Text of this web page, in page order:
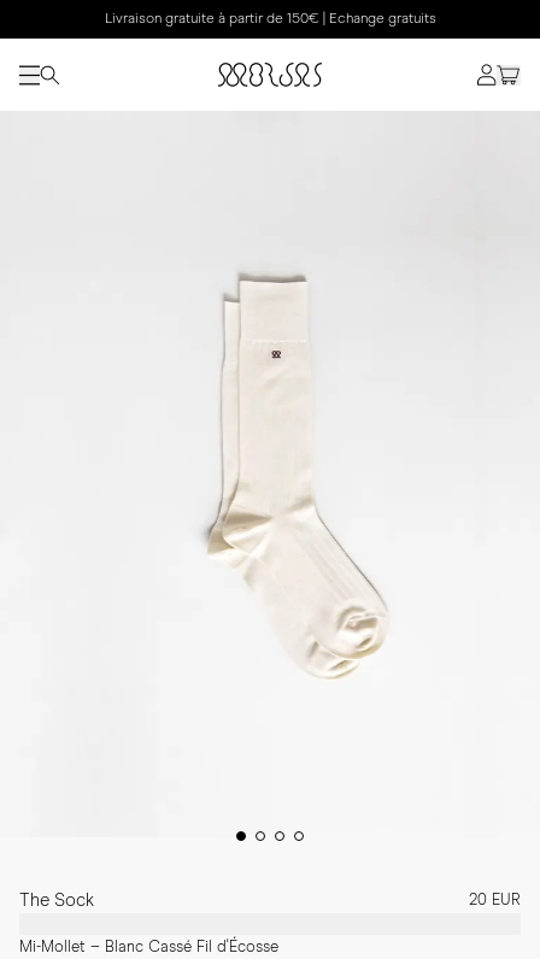
Livraison gratuite à partir de 150€ | Echange gratuits
The Sock 20 EUR
Mi-Mollet – Blanc Cassé Fil d'Écosse